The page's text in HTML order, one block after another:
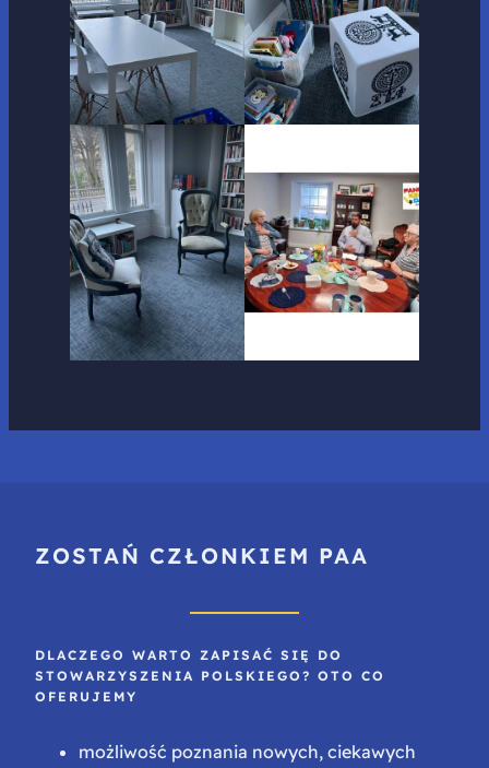
ZOSTAŃ CZŁONKIEM PAA
DLACZEGO WARTO ZAPISAĆ SIĘ DO
STOWARZYSZENIA POLSKIEGO? OTO CO
OFERUJEMY
możliwość poznania nowych, ciekawych